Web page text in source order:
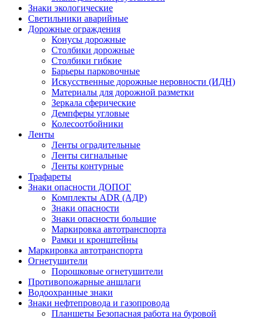
Знаки экологические
Светильники аварийные
Дорожные ограждения
Конусы дорожные
Столбики дорожные
Столбики гибкие
Барьеры парковочные
Искусственные дорожные неровности (ИДН)
Материалы для дорожной разметки
Зеркала сферические
Демпферы угловые
Колесоотбойники
Ленты
Ленты оградительные
Ленты сигнальные
Ленты контурные
Трафареты
Знаки опасности ДОПОГ
Комплекты ADR (АДР)
Знаки опасности
Знаки опасности большие
Маркировка автотранспорта
Рамки и кронштейны
Маркировка автотранспорта
Огнетушители
Порошковые огнетушители
Противопожарные аншлаги
Водоохранные знаки
Знаки нефтепровода и газопровода
Планшеты Безопасная работа на буровой